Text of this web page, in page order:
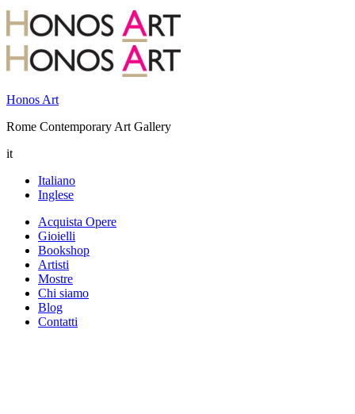
Honos Art
Rome Contemporary Art Gallery
it
Italiano
Inglese
Acquista Opere
Gioielli
Bookshop
Artisti
Mostre
Chi siamo
Blog
Contatti